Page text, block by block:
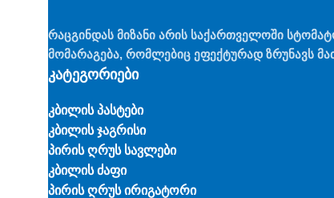
რაცგინდას მიზანი არის საქართველოში
მომარაგება, რომლებიც ეფექტურად ზრუნავს
კატეგორიები
კბილის პასტები
კბილის ჯაგრისი
პირის ღრუს სავლები
კბილის ძაფი
პირის ღრუს ირიგატორი